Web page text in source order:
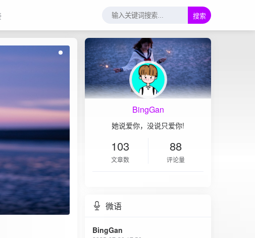
搜索
BingGan
她说爱你，没说只爱你!
103
文章数
88
评论量
微语
BingGan